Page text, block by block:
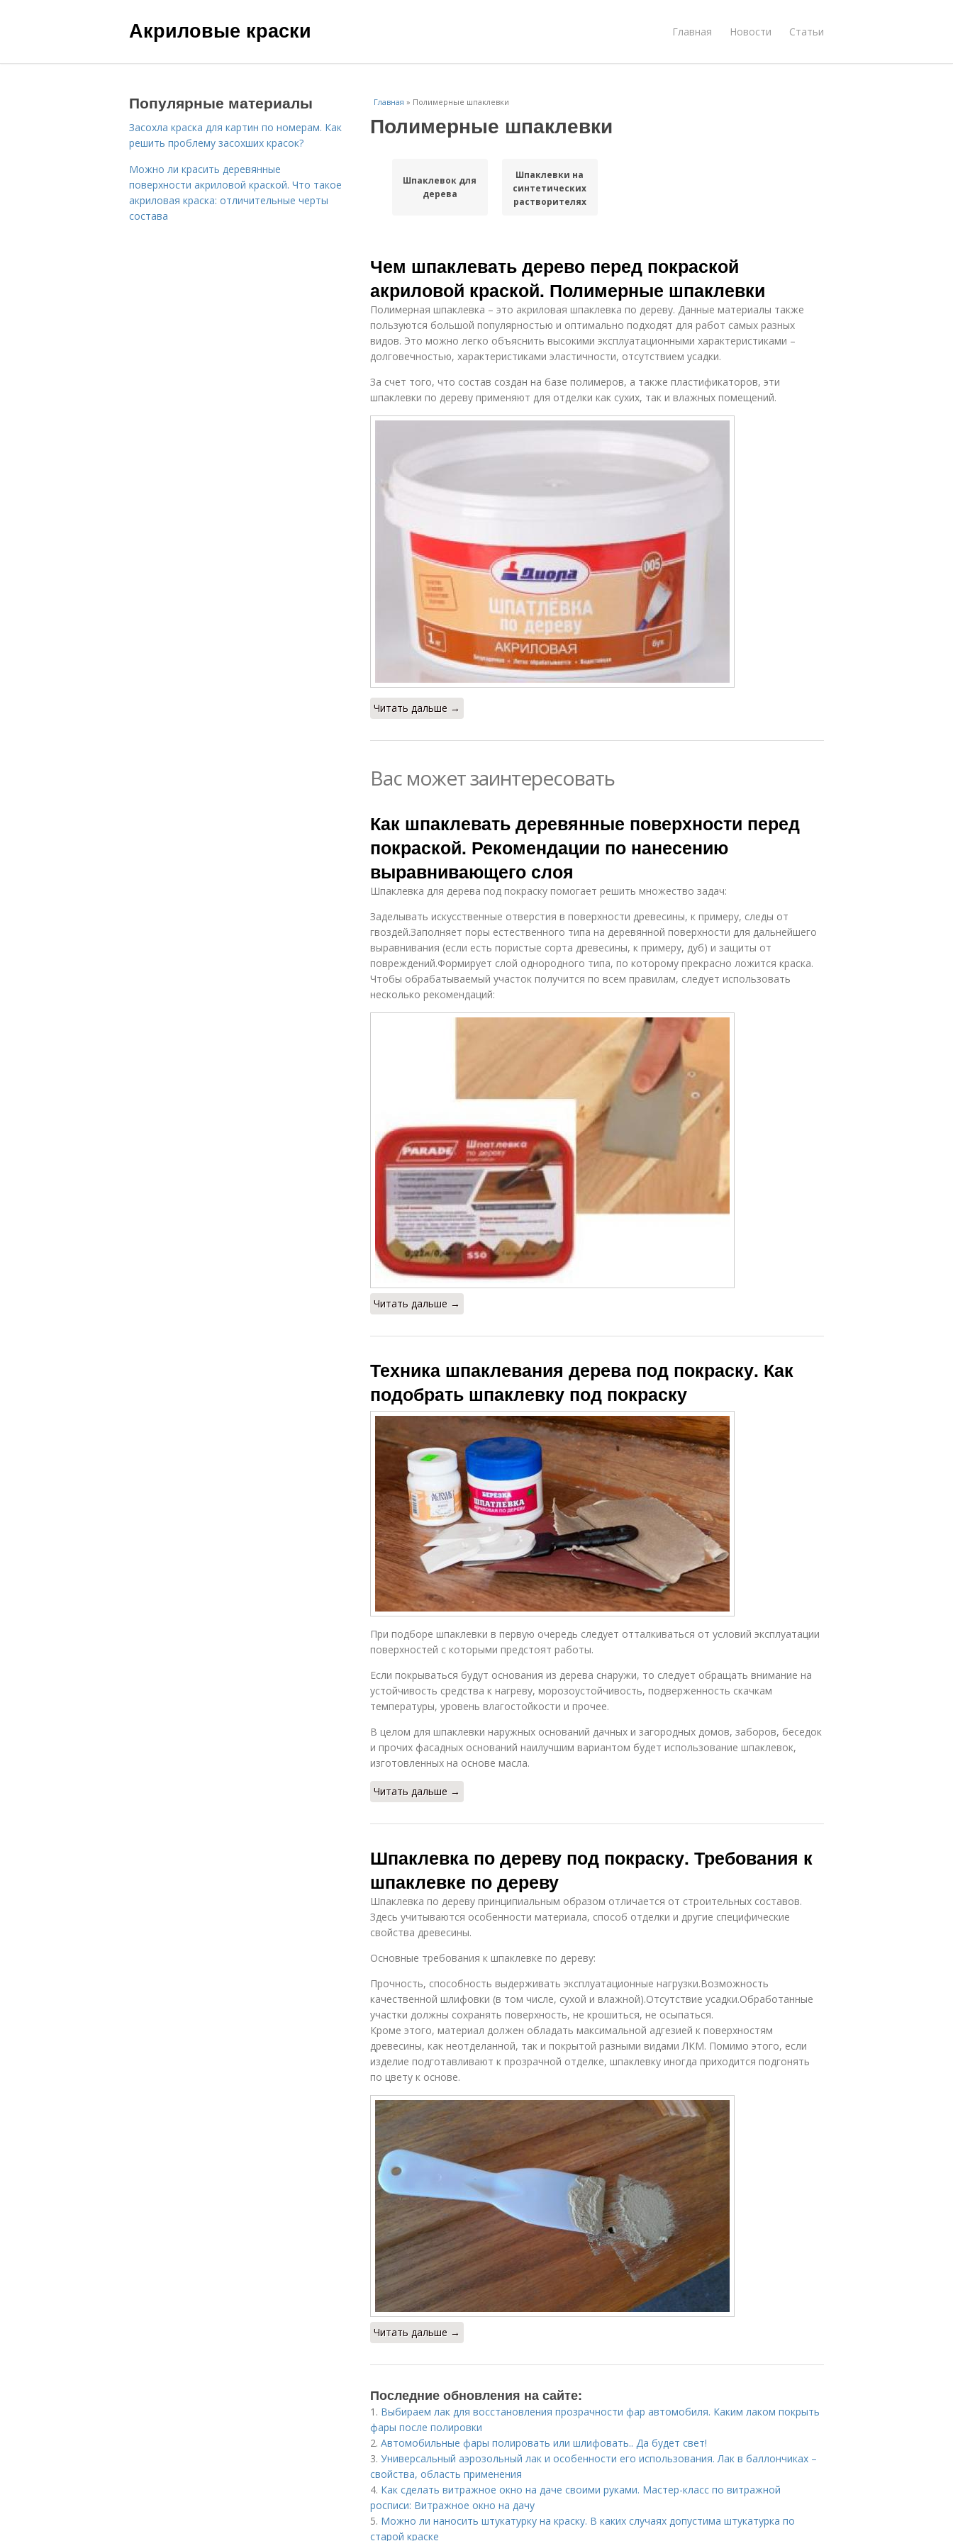
Акриловые краски Главная Новости Статьи
Главная » Полимерные шпаклевки
Полимерные шпаклевки
Шпаклевок для
дерева
Шпаклевки на
синтетических
растворителях
Чем шпаклевать дерево перед покраской
акриловой краской. Полимерные шпаклевки
Полимерная шпаклевка – это акриловая шпаклевка по дереву. Данные материалы также
пользуются большой популярностью и оптимально подходят для работ самых разных
видов. Это можно легко объяснить высокими эксплуатационными характеристиками –
долговечностью, характеристиками эластичности, отсутствием усадки.
За счет того, что состав создан на базе полимеров, а также пластификаторов, эти
шпаклевки по дереву применяют для отделки как сухих, так и влажных помещений.
Читать дальше →
Вас может заинтересовать
Как шпаклевать деревянные поверхности перед
покраской. Рекомендации по нанесению
выравнивающего слоя
Шпаклевка для дерева под покраску помогает решить множество задач:
Заделывать искусственные отверстия в поверхности древесины, к примеру, следы от
гвоздей.Заполняет поры естественного типа на деревянной поверхности для дальнейшего
выравнивания (если есть пористые сорта древесины, к примеру, дуб) и защиты от
повреждений.Формирует слой однородного типа, по которому прекрасно ложится краска.
Чтобы обрабатываемый участок получится по всем правилам, следует использовать
несколько рекомендаций:
Читать дальше →
Техника шпаклевания дерева под покраску. Как
подобрать шпаклевку под покраску
При подборе шпаклевки в первую очередь следует отталкиваться от условий эксплуатации
поверхностей с которыми предстоят работы.
Если покрываться будут основания из дерева снаружи, то следует обращать внимание на
устойчивость средства к нагреву, морозоустойчивость, подверженность скачкам
температуры, уровень влагостойкости и прочее.
В целом для шпаклевки наружных оснований дачных и загородных домов, заборов, беседок
и прочих фасадных оснований наилучшим вариантом будет использование шпаклевок,
изготовленных на основе масла.
Читать дальше →
Шпаклевка по дереву под покраску. Требования к
шпаклевке по дереву
Шпаклевка по дереву принципиальным образом отличается от строительных составов.
Здесь учитываются особенности материала, способ отделки и другие специфические
свойства древесины.
Основные требования к шпаклевке по дереву:
Прочность, способность выдерживать эксплуатационные нагрузки.Возможность
качественной шлифовки (в том числе, сухой и влажной).Отсутствие усадки.Обработанные
участки должны сохранять поверхность, не крошиться, не осыпаться.
Кроме этого, материал должен обладать максимальной адгезией к поверхностям
древесины, как неотделанной, так и покрытой разными видами ЛКМ. Помимо этого, если
изделие подготавливают к прозрачной отделке, шпаклевку иногда приходится подгонять
по цвету к основе.
Читать дальше →
Последние обновления на сайте:
1. Выбираем лак для восстановления прозрачности фар автомобиля. Каким лаком покрыть
фары после полировки
2. Автомобильные фары полировать или шлифовать.. Да будет свет!
3. Универсальный аэрозольный лак и особенности его использования. Лак в баллончиках –
свойства, область применения
4. Как сделать витражное окно на даче своими руками. Мастер-класс по витражной
росписи: Витражное окно на дачу
5. Можно ли наносить штукатурку на краску. В каких случаях допустима штукатурка по
старой краске
Популярные материалы
Засохла краска для картин по номерам. Как
решить проблему засохших красок?
Можно ли красить деревянные
поверхности акриловой краской. Что такое
акриловая краска: отличительные черты
состава